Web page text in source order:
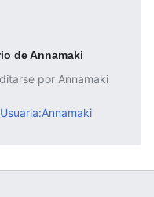
de Annamaki
por Annamaki